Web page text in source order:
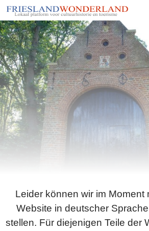
Leider können wir im Moment
Website in deutscher
stellen. Für diejenigen Teile der